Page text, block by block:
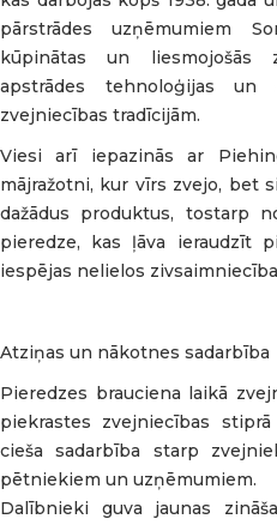
pārstrādes uzņēmumiem
kūpinātas un liesmojošās
apstrādes tehnoloģijas
zvejniecības tradīcijām.
Viesi arī iepazinās ar
mājražotni, kur vīrs zvejo, bet
dažādus produktus, tostarp
pieredze, kas ļāva ieraudzīt
iespējas nelielos
Atziņas un nākotnes sadarbība
Pieredzes brauciena laikā
piekrastes zvejniecības
cieša sadarbība starp
pētniekiem un uzņēmumiem.
Dalībnieki guva jaunas